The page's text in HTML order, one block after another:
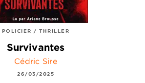
POLICIER / THRILLER
Survivantes
Cédric Sire
26/03/2025